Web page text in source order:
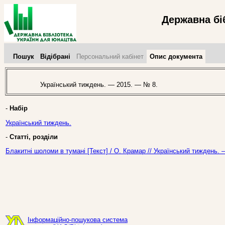
Державна
Пошук Відібрані Персональний кабінет Опис документа
Український тиждень. — 2015. — № 8.
- Набір
Український тиждень.
- Статті, розділи
Блакитні шоломи в тумані [Текст] / О. Крамар // Український
Інформаційно-пошукова система